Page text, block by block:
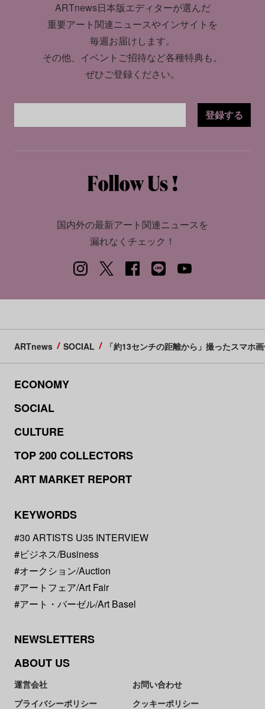
ARTnews日本版エディターが選んだ
重要アート関連ニュースやインサイトを
毎週お届けします。
その他、イベントご招待など各種特典も。
ぜひご登録ください。
登録する
国内外の最新アート関連ニュースを
漏れなくチェック！
ARTnews SOCIAL 「約13センチの距離から」撮ったスマホ
ECONOMY
SOCIAL
CULTURE
TOP 200 COLLECTORS
ART MARKET REPORT
KEYWORDS
#30 ARTISTS U35 INTERVIEW
#ビジネス/Business
#オークション/Auction
#アートフェア/Art Fair
#アート・バーゼル/Art Basel
NEWSLETTERS
ABOUT US
運営会社
お問い合わせ
プライバシーポリシー
クッキーポリシー